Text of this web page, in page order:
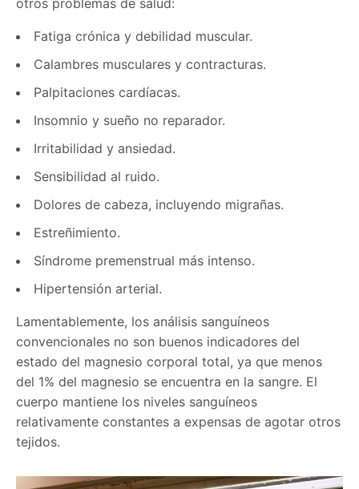
Fatiga crónica y debilidad muscular.
Calambres musculares y contracturas.
Palpitaciones cardíacas.
Insomnio y sueño no reparador.
Irritabilidad y ansiedad.
Sensibilidad al ruido.
Dolores de cabeza, incluyendo migrañas.
Estreñimiento.
Síndrome premenstrual más intenso.
Hipertensión arterial.
Lamentablemente, los análisis sanguíneos
convencionales no son buenos indicadores del
estado del magnesio corporal total, ya que menos
del 1% del magnesio se encuentra en la sangre. El
cuerpo mantiene los niveles sanguíneos
relativamente constantes a expensas de agotar otros
tejidos.